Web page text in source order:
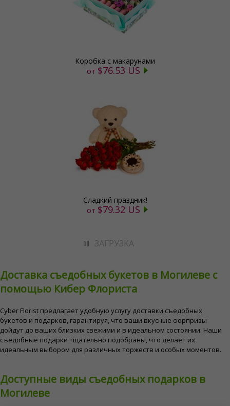
Коробка с макарунами
от $76.53 US
Сладкий праздник!
от $79.32 US
ЗАГРУЗКА
Доставка съедобных букетов в Могилеве с
помощью Кибер Флориста
Cyber ​​Florist предлагает удобную услугу доставки съедобных
букетов и подарков, гарантируя, что ваши вкусные сюрпризы
дойдут до ваших близких свежими и в идеальном состоянии. Наши
съедобные подарки тщательно подобраны, что делает их
идеальным выбором для различных торжеств и особых моментов.
Доступные виды съедобных подарков в
Могилеве